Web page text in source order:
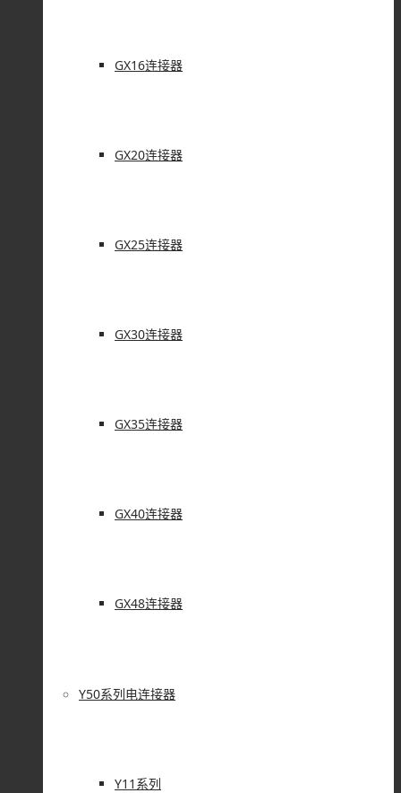
GX16连接器
GX20连接器
GX25连接器
GX30连接器
GX35连接器
GX40连接器
GX48连接器
Y50系列电连接器
Y11系列